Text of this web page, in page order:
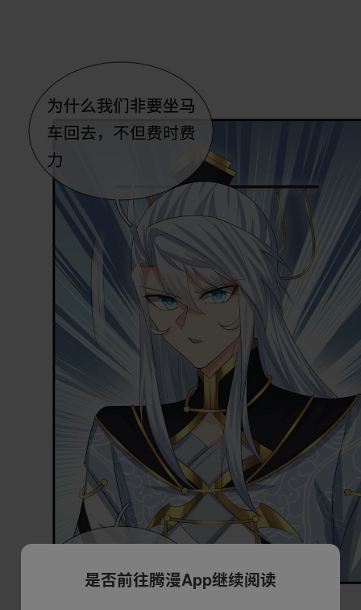
是否前往腾漫App继续阅读